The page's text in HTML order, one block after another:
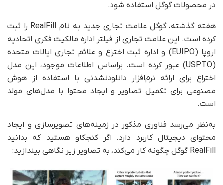
در محصولات گوگل استفاده شود.
هفته گذشته، گوگل علامت تجاری جدید به نام RealFill را ثبت
کرده است. این علامت تجاری از فیلتر اداره مالکیت فکری اتحادیه
اروپا (EUIPO) و اداره ثبت اختراع و علائم تجاری ایالات متحده
(USPTO) عبور کرده است. بر‌اساس اطلاعات موجود، این مدل
اختراع برای ارائه نرم‌افزار دانلودنشدنی با استفاده از هوش
مصنوعی برای تکمیل تصاویر و ایجاد محتوا با مدل‌های مولد
است.
به‌نظر می‌رسد فناوری مذکور در زمینه‌های تصویرسازی و ایجاد
محتوای دیجیتال کاربرد دارد. اگر کنجکاو هستید که بدانید
RealFill گوگل چگونه کار می‌کند، به تصاویر زیر نگاهی بیندازید: